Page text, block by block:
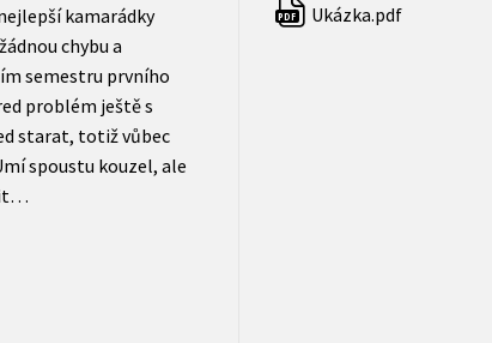
kamarádky
chybu a
semestru prvního
problém ještě s
starat, totiž vůbec
spoustu kouzel, ale
PDF Ukázka.pdf